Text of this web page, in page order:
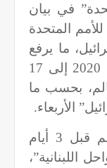
في بيان
المتحدة
ما يرفع
حصيلة القرارات ضدها خلال عام 2020 إلى 17
العالم، بحسب ما
الأربعاء.
وأحد القرارين الذين تبنتهما الأمم قبل 3 أيام
اللبنانية”،